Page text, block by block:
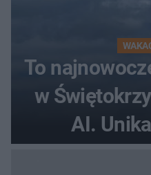
To
w
AI.